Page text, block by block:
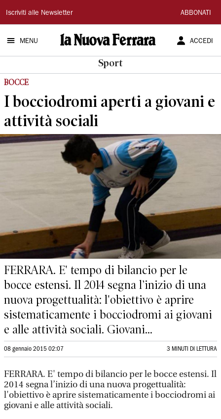
La
Nuova
Ferrara
Iscriviti alle Newsletter ABBONATI
MENU ACCEDI
Sport
BOCCE
I bocciodromi aperti a giovani e
attività sociali
FERRARA. E' tempo di bilancio per le
bocce estensi. Il 2014 segna l’inizio di una
nuova progettualità: l'obiettivo è aprire
sistematicamente i bocciodromi ai giovani
e alle attività sociali. Giovani...
08 gennaio 2015 02:07 3 MINUTI DI LETTURA
FERRARA. E' tempo di bilancio per le bocce estensi. Il
2014 segna l’inizio di una nuova progettualità:
l'obiettivo è aprire sistematicamente i bocciodromi ai
giovani e alle attività sociali.